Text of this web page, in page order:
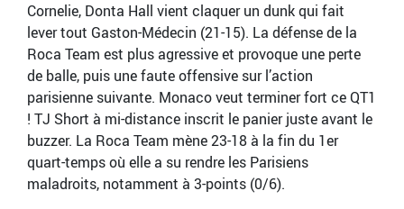
Cornelie, Donta Hall vient claquer un dunk qui fait
lever tout Gaston-Médecin (21-15). La défense de la
Roca Team est plus agressive et provoque une perte
de balle, puis une faute offensive sur l’action
parisienne suivante. Monaco veut terminer fort ce QT1
! TJ Short à mi-distance inscrit le panier juste avant le
buzzer. La Roca Team mène 23-18 à la fin du 1er
quart-temps où elle a su rendre les Parisiens
maladroits, notamment à 3-points (0/6).